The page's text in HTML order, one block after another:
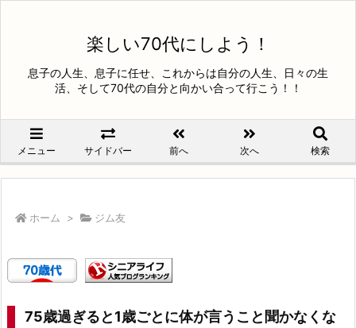
楽しい70代にしよう！
息子の人生、息子に任せ、これからは自分の人生、日々の生
活、そして70代の自分と向かい合って行こう！！
メニュー サイドバー 前へ 次へ 検索
ホーム > ジム友
75歳過ぎると1歳ごとに体が言うこと聞かなくな